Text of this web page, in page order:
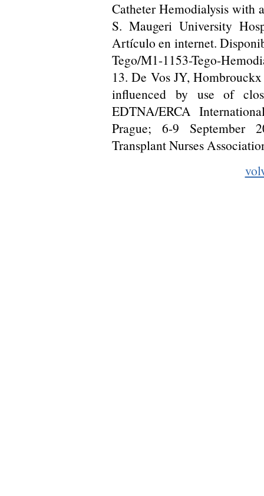
Catheter Hemodialysis with
S. Maugeri University
Artículo en internet.
Tego/M1-1153-Tego-
13. De Vos JY,
influenced by use of
EDTNA/ERCA
Prague; 6-9 September
Transplant Nurses